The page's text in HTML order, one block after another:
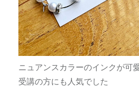
ニュアンスカラーのインクが可
受講の方にも人気でした